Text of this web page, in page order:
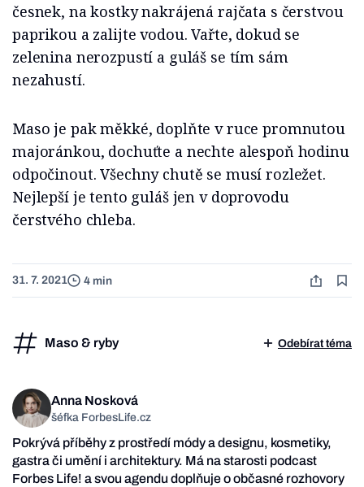
česnek, na kostky nakrájená rajčata s čerstvou
paprikou a zalijte vodou. Vařte, dokud se
zelenina nerozpustí a guláš se tím sám
nezahustí.
Maso je pak měkké, doplňte v ruce promnutou
majoránkou, dochuťte a nechte alespoň hodinu
odpočinout. Všechny chutě se musí rozležet.
Nejlepší je tento guláš jen v doprovodu
čerstvého chleba.
31. 7. 2021 4 min
Maso & ryby Odebírat téma
Anna Nosková
šéfka ForbesLife.cz
Pokrývá příběhy z prostředí módy a designu, kosmetiky,
gastra či umění i architektury. Má na starosti podcast
Forbes Life! a svou agendu doplňuje o občasné rozhovory